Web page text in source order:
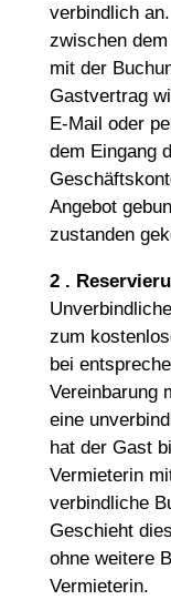
verbindlich
zwischen
mit der
Gastvertrag
E-Mail oder
dem Eingang
Angebot
zustanden
2 .
zum
bei
Vereinbarung
eine
hat der Gast
Vermieterin
verbindliche
Geschieht
ohne weitere
Vermieterin.